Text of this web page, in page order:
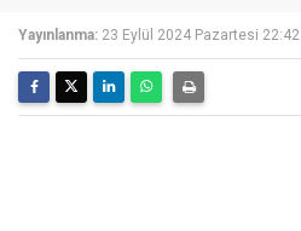
Yayınlanma: 23 Eylül 2024 Pazartesi 22:42